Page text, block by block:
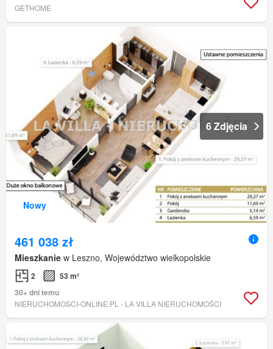
GETHOME
Nowy
6 Zdjęcia
461 038 zł
Mieszkanie w Leszno, Województwo wielkopolskie
2
53 m²
30+ dni temu
NIERUCHOMOSCI-ONLINE.PL - LA VILLA NIERUCHOMOŚCI